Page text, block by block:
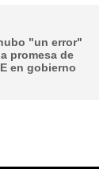
"un error"
promesa de
en gobierno